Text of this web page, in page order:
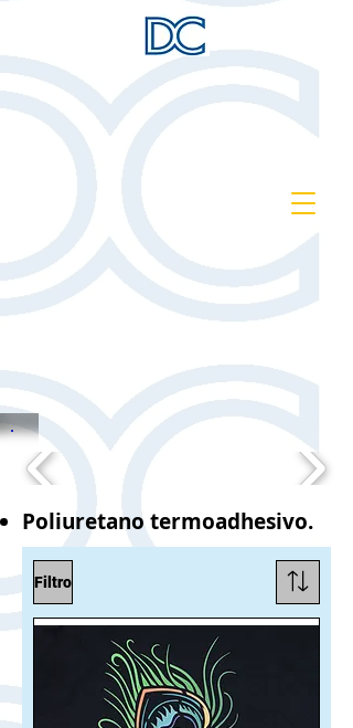
Poliuretano termoadhesivo.
Filtro